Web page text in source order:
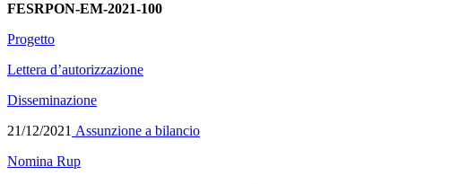
FESRPON-EM-2021-100
Progetto
Lettera d’autorizzazione
Disseminazione
21/12/2021 Assunzione a bilancio
Nomina Rup